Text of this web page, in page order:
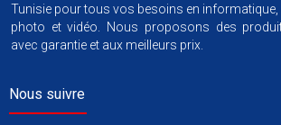
Tunisie pour tous vos besoins en informatique,
photo et vidéo. Nous proposons des
avec garantie et aux meilleurs prix.
Nous suivre